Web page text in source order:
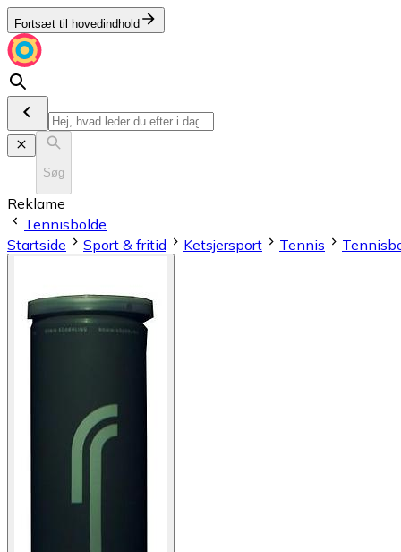
Fortsæt til hovedindhold
Søg
Reklame
Tennisbolde
Startside
Sport & fritid Ketsjersport Tennis